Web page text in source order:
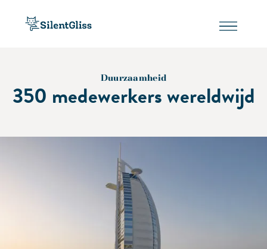
Duurzaamheid
350 medewerkers wereldwijd